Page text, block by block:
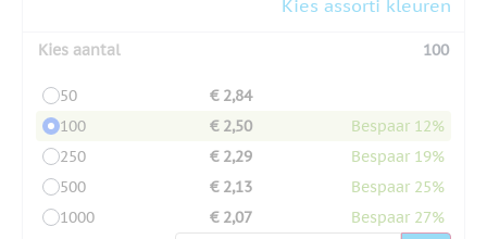
Kies assorti kleuren
Kies aantal 100
50
€ 2,84
100
€ 2,50
Bespaar 12%
250
€ 2,29
Bespaar 19%
500
€ 2,13
Bespaar 25%
1000
€ 2,07
Bespaar 27%